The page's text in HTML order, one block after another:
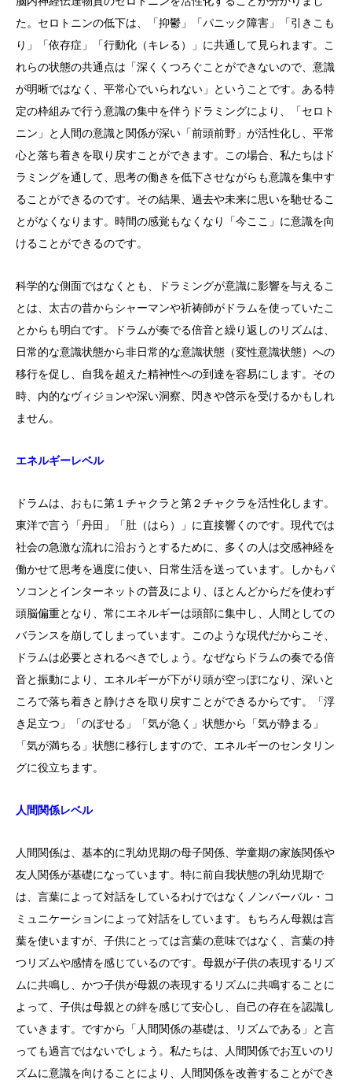
た。セロトニンの低下は、「抑鬱」「パニック障害」「引きこも
り」「依存症」「行動化（キレる）」に共通して見られます。こ
れらの状態の共通点は「深くくつろぐことができないので、意識
が明晰ではなく、平常心でいられない」ということです。ある特
定の枠組みで行う意識の集中を伴うドラミングにより、「セロト
ニン」と人間の意識と関係が深い「前頭前野」が活性化し、平常
心と落ち着きを取り戻すことができます。この場合、私たちはド
ラミングを通して、思考の働きを低下させながらも意識を集中す
ることができるのです。その結果、過去や未来に思いを馳せるこ
とがなくなります。時間の感覚もなくなり「今ここ」に意識を向
けることができるのです。
科学的な側面ではなくとも、ドラミングが意識に影響を与えるこ
とは、太古の昔からシャーマンや祈祷師がドラムを使っていたこ
とからも明白です。ドラムが奏でる倍音と繰り返しのリズムは、
日常的な意識状態から非日常的な意識状態（変性意識状態）への
移行を促し、自我を超えた精神性への到達を容易にします。その
時、内的なヴィジョンや深い洞察、閃きや啓示を受けるかもしれ
ません。
エネルギーレベル
ドラムは、おもに第１チャクラと第２チャクラを活性化します。
東洋で言う「丹田」「肚（はら）」に直接響くのです。現代では
社会の急激な流れに沿おうとするために、多くの人は交感神経を
働かせて思考を過度に使い、日常生活を送っています。しかもパ
ソコンとインターネットの普及により、ほとんどからだを使わず
頭脳偏重となり、常にエネルギーは頭部に集中し、人間としての
バランスを崩してしまっています。このような現代だからこそ、
ドラムは必要とされるべきでしょう。なぜならドラムの奏でる倍
音と振動により、エネルギーが下がり頭が空っぽになり、深いと
ころで落ち着きと静けさを取り戻すことができるからです。「浮
き足立つ」「のぼせる」「気が急く」状態から「気が静まる」
「気が満ちる」状態に移行しますので、エネルギーのセンタリン
グに役立ちます。
人間関係レベル
人間関係は、基本的に乳幼児期の母子関係、学童期の家族関係や
友人関係が基礎になっています。特に前自我状態の乳幼児期で
は、言葉によって対話をしているわけではなくノンバーバル・コ
ミュニケーションによって対話をしています。もちろん母親は言
葉を使いますが、子供にとっては言葉の意味ではなく、言葉の持
つリズムや感情を感じているのです。母親が子供の表現するリズ
ムに共鳴し、かつ子供が母親の表現するリズムに共鳴することに
よって、子供は母親との絆を感じて安心し、自己の存在を認識し
ていきます。ですから「人間関係の基礎は、リズムである」と言
っても過言ではないでしょう。私たちは、人間関係でお互いのリ
ズムに意識を向けることにより、人間関係を改善することができ